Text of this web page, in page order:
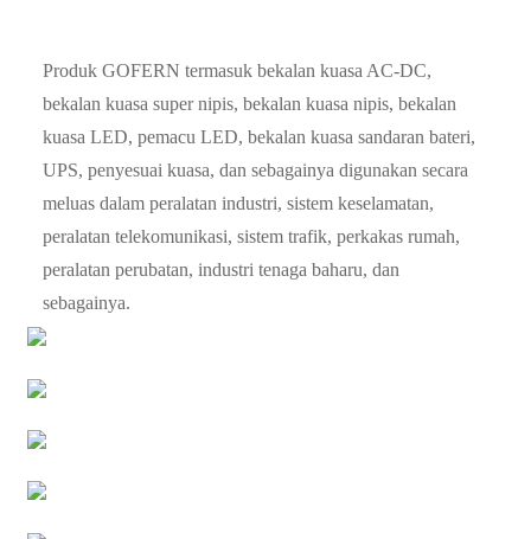
Produk GOFERN termasuk bekalan kuasa AC-DC,
bekalan kuasa super nipis, bekalan kuasa nipis, bekalan
kuasa LED, pemacu LED, bekalan kuasa sandaran bateri,
UPS, penyesuai kuasa, dan sebagainya digunakan secara
meluas dalam peralatan industri, sistem keselamatan,
peralatan telekomunikasi, sistem trafik, perkakas rumah,
peralatan perubatan, industri tenaga baharu, dan
sebagainya.